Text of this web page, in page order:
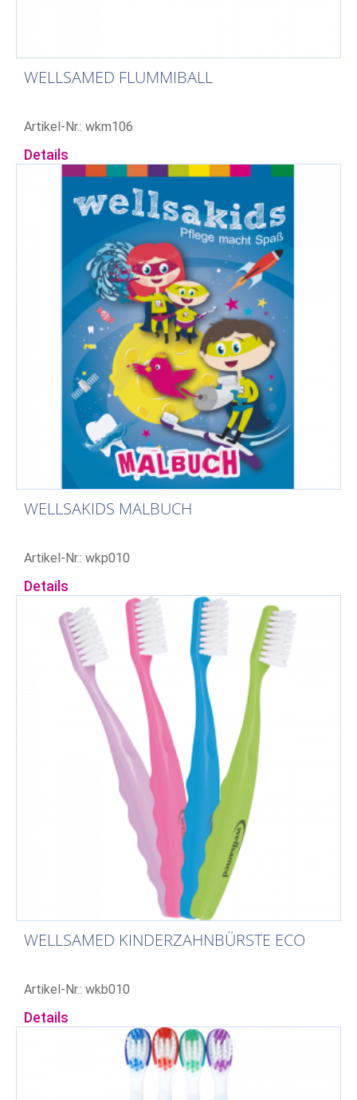
WELLSAMED FLUMMIBALL
Artikel-Nr.: wkm106
Details
WELLSAKIDS MALBUCH
Artikel-Nr.: wkp010
Details
WELLSAMED KINDERZAHNBÜRSTE ECO
Artikel-Nr.: wkb010
Details